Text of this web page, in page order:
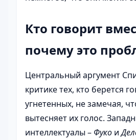
Кто говорит
почему это
Центральный аргумент
критике тех, кто берется
угнетенных, не замечая,
вытесняет их голос.
интеллектуалы – Фуко и